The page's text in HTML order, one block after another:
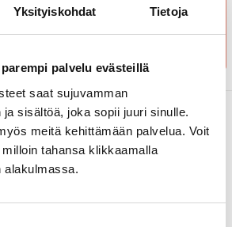
Yksityiskohdat Tietoja
palvelu evästeillä
saat sujuvamman
sisältöä, joka sopii juuri sinulle.
meitä kehittämään palvelua. Voit
tahansa klikkaamalla
alakulmassa.